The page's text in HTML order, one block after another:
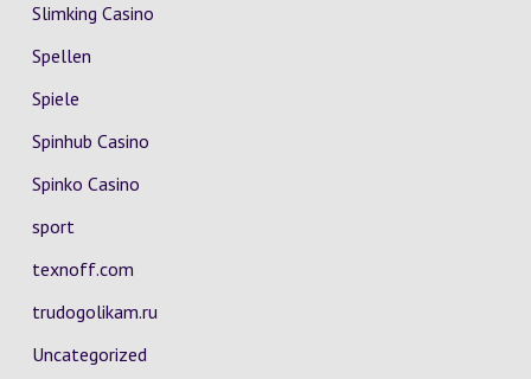
Slimking Casino
Spellen
Spiele
Spinhub Casino
Spinko Casino
sport
texnoff.com
trudogolikam.ru
Uncategorized